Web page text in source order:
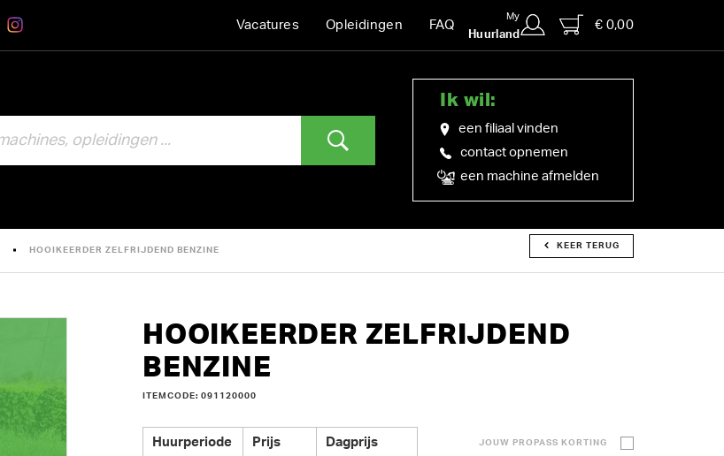
Vacatures Opleidingen FAQ
My
Huurland
€ 0,00
Ik wil:
een filiaal vinden
contact opnemen
een machine afmelden
HOOIKEERDER ZELFRIJDEND BENZINE KEER TERUG
HOOIKEERDER ZELFRIJDEND
BENZINE
ITEMCODE: 091120000
Huurperiode Prijs Dagprijs JOUW PROPASS KORTING